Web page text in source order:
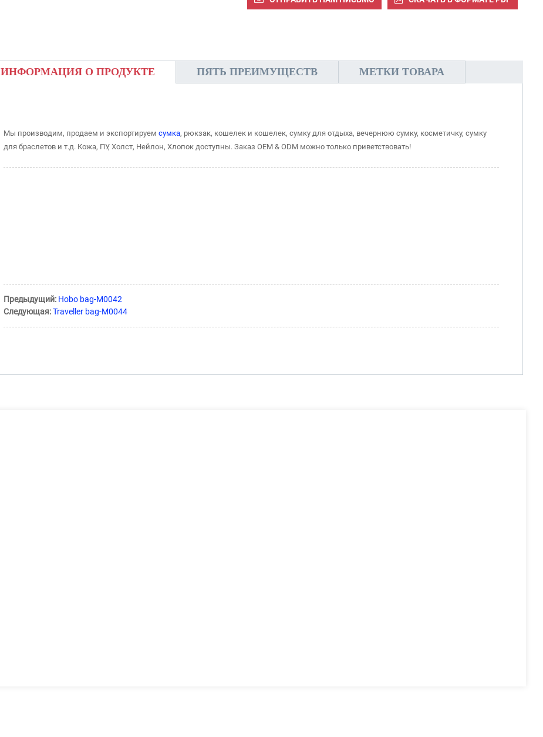
ИНФОРМАЦИЯ О ПРОДУКТЕ ПЯТЬ ПРЕИМУЩЕСТВ МЕТКИ ТОВАРА
Мы производим, продаем и экспортируем сумка, рюкзак, кошелек и кошелек, сумку для отдыха, вечернюю сумку, косметичку, сумку
для браслетов и т.д. Кожа, ПУ, Холст, Нейлон, Хлопок доступны. Заказ OEM & ODM можно только приветствовать!
Предыдущий: Hobo bag-M0042
Следующая:Traveller bag-M0044